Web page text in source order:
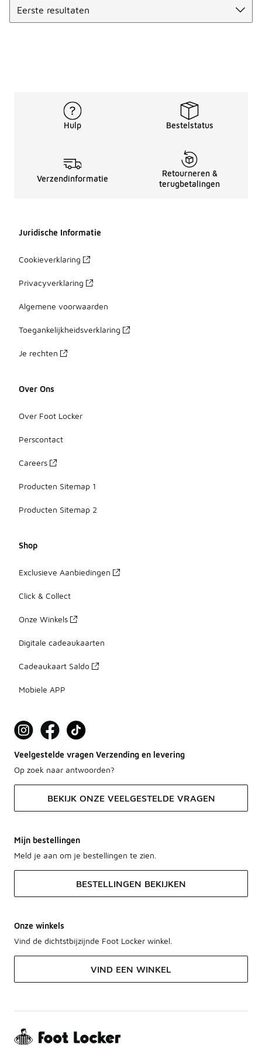
Hulp Bestelstatus
Verzendinformatie
Retourneren &
terugbetalingen
Juridische Informatie
Cookieverklaring
Privacyverklaring
Algemene voorwaarden
Toegankelijkheidsverklaring
Je rechten
Over Ons
Over Foot Locker
Perscontact
Careers
Producten Sitemap 1
Producten Sitemap 2
Shop
Exclusieve Aanbiedingen
Click & Collect
Onze Winkels
Digitale cadeaukaarten
Cadeaukaart Saldo
Mobiele APP
Veelgestelde vragen Verzending en levering
Op zoek naar antwoorden?
BEKIJK ONZE VEELGESTELDE VRAGEN
Mijn bestellingen
Meld je aan om je bestellingen te zien.
BESTELLINGEN BEKIJKEN
Onze winkels
Vind de dichtstbijzijnde Foot Locker winkel.
VIND EEN WINKEL